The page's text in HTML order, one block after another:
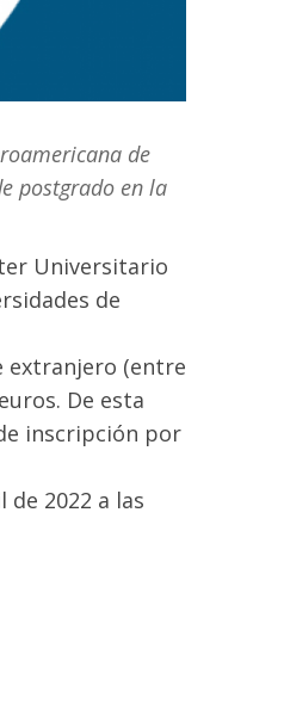
de
postgrado en la
Universitario
de
extranjero (entre
De esta
inscripción por
2022 a las